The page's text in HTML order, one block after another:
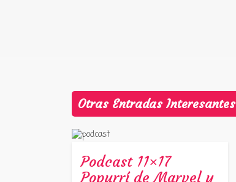
Otras Entradas Interesantes
Podcast 11×17
Popurrí de Marvel y